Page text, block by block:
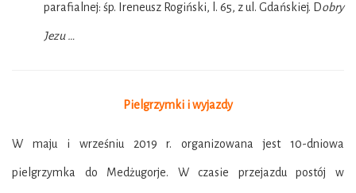
parafialnej: śp. Ireneusz Rogiński, l. 65, z ul. Gdańskiej. Dobry
Jezu …
Pielgrzymki i wyjazdy
W maju i wrześniu 2019 r. organizowana jest 10-dniowa
pielgrzymka do Medżugorje. W czasie przejazdu postój w